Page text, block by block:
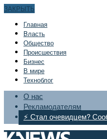
ЗАКРЫТЬ
Главная
Bласть
Общество
Происшествия
Бизнес
В мире
Техноблог
О нас
Рекламодателям
⚡ Стал очевидцем?